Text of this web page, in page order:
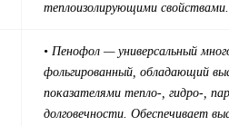
теплоизолирующими свойствами.
• Пенофол — универсальный
фольгированный, обладающий
показателями тепло-, гидро-,
долговечности. Обеспечивает